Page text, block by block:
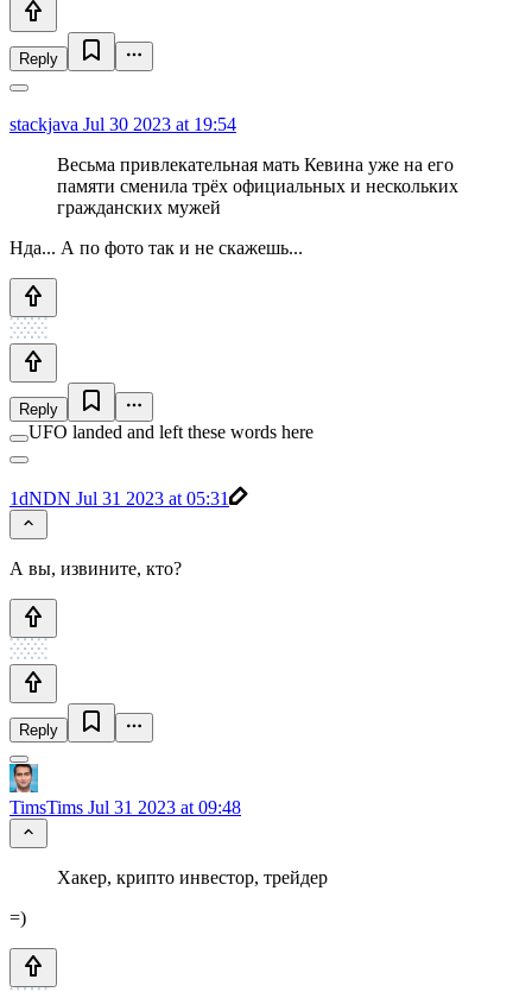
Reply
stackjava Jul 30 2023 at 19:54
Весьма привлекательная мать Кевина уже на его
памяти сменила трёх официальных и нескольких
гражданских мужей
Нда... А по фото так и не скажешь...
Reply
UFO landed and left these words here
1dNDN Jul 31 2023 at 05:31
А вы, извините, кто?
Reply
TimsTims Jul 31 2023 at 09:48
Хакер, крипто инвестор, трейдер
=)